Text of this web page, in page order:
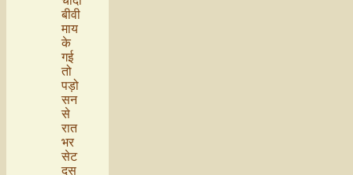
बीवी
माय
के
गई
तो
पड़ो
सन
से
रात
भर
सेट
दस